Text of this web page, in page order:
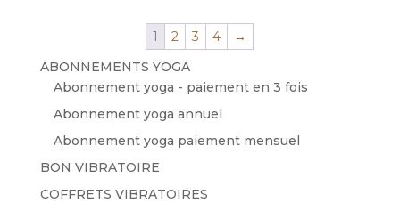
1 2 3 4
→
ABONNEMENTS YOGA
Abonnement yoga - paiement en 3 fois
Abonnement yoga annuel
Abonnement yoga paiement mensuel
BON VIBRATOIRE
COFFRETS VIBRATOIRES